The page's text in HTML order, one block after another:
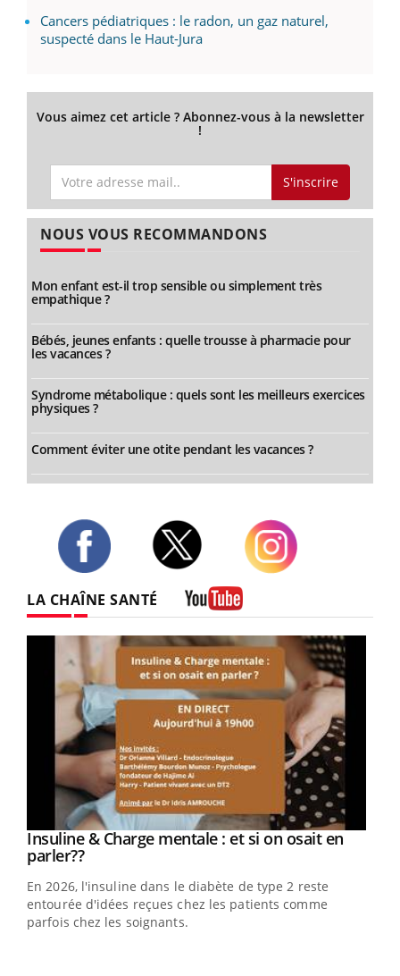
Cancers pédiatriques : le radon, un gaz naturel,
suspecté dans le Haut-Jura
Vous aimez cet article ? Abonnez-vous à la newsletter
!
S'inscrire
NOUS VOUS RECOMMANDONS
Mon enfant est-il trop sensible ou simplement très
empathique ?
Bébés, jeunes enfants : quelle trousse à pharmacie pour
les vacances ?
Syndrome métabolique : quels sont les meilleurs exercices
physiques ?
Comment éviter une otite pendant les vacances ?
LA CHAÎNE SANTÉ
Youtube
Insuline & Charge mentale : et si on osait en
parler??Youtube
En 2026, l'insuline dans le diabète de type 2 reste
entourée d'idées reçues chez les patients comme
parfois chez les soignants.